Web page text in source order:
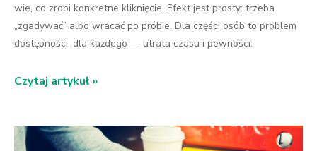
wie, co zrobi konkretne kliknięcie. Efekt jest prosty: trzeba
„zgadywać” albo wracać po próbie. Dla części osób to problem
dostępności, dla każdego — utrata czasu i pewności.
Czytaj artykuł »